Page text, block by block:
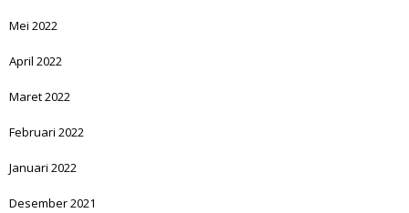
Mei 2022
April 2022
Maret 2022
Februari 2022
Januari 2022
Desember 2021